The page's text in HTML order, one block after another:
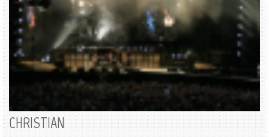
CHRISTIAN